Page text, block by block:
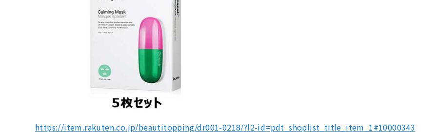
https://item.rakuten.co.jp/beautitopping/dr001-0218/?l2-id=pdt_shoplist_title_item_1#10000343